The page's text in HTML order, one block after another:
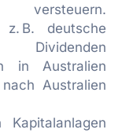
versteuern.
B. deutsche
Dividenden
in Australien
Australien